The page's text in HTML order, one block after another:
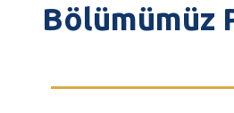
Bölümümüz